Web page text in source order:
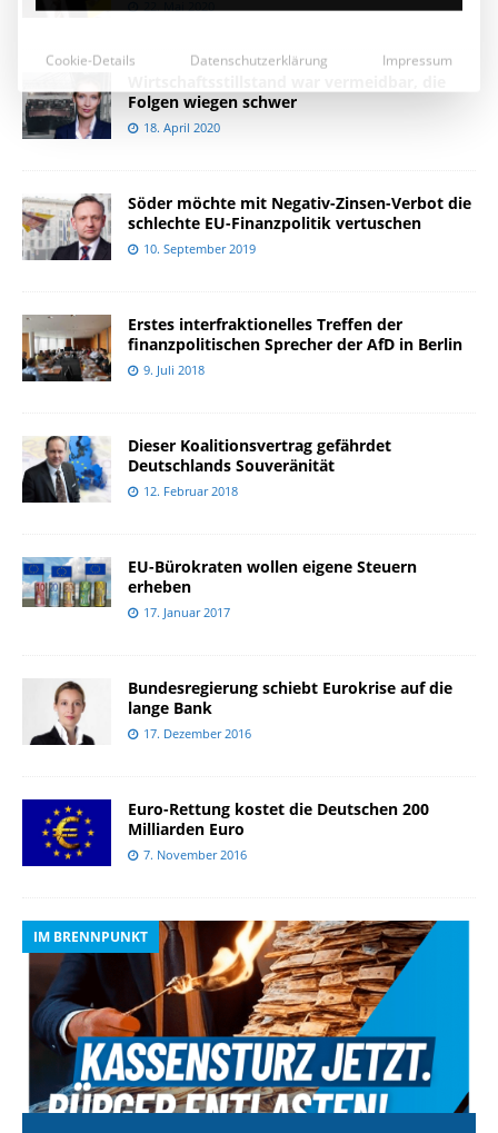
Folgen wiegen schwer
18. April 2020
Söder möchte mit Negativ-Zinsen-Verbot die
schlechte EU-Finanzpolitik vertuschen
10. September 2019
Erstes interfraktionelles Treffen der
finanzpolitischen Sprecher der AfD in Berlin
9. Juli 2018
Dieser Koalitionsvertrag gefährdet
Deutschlands Souveränität
12. Februar 2018
EU-Bürokraten wollen eigene Steuern
erheben
17. Januar 2017
Bundesregierung schiebt Eurokrise auf die
lange Bank
17. Dezember 2016
Euro-Rettung kostet die Deutschen 200
Milliarden Euro
7. November 2016
IM BRENNPUNKT